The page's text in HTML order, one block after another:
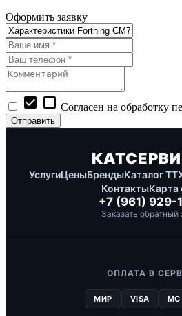
Оформить заявку
check_box check_box_outline_blank Согласен на обработку
УслугиЦеныБрендыКаталог
КонтактыКарта
+7 (961) 929-
Заказать обратный
ОПЛАТА В
МИР VISA MC